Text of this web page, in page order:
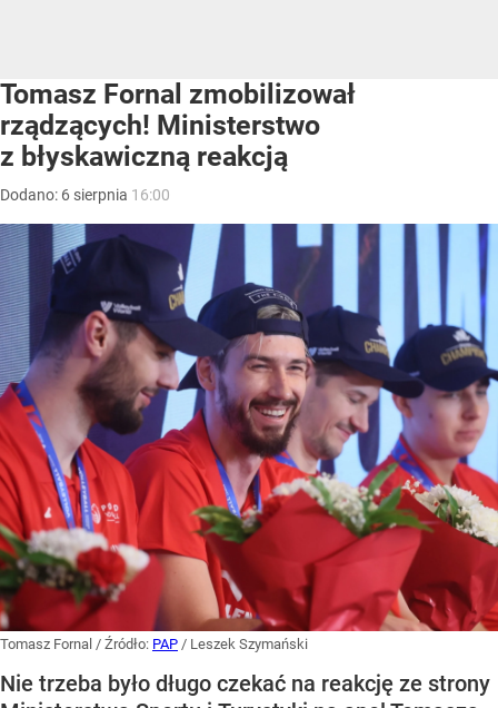
Tomasz Fornal zmobilizował
rządzących! Ministerstwo
z błyskawiczną reakcją
Dodano: 6 sierpnia 16:00
Tomasz Fornal / Źródło: PAP / Leszek Szymański
Nie trzeba było długo czekać na reakcję ze strony